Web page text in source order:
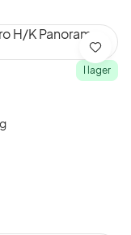
I lager
Spara